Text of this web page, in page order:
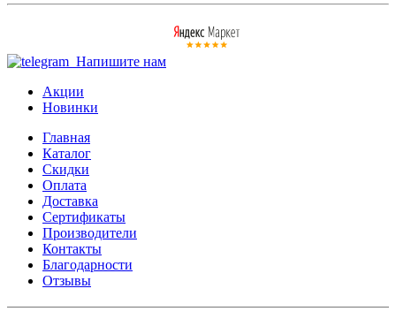
Напишите нам
Акции
Новинки
Главная
Каталог
Скидки
Оплата
Доставка
Сертификаты
Производители
Контакты
Благодарности
Отзывы